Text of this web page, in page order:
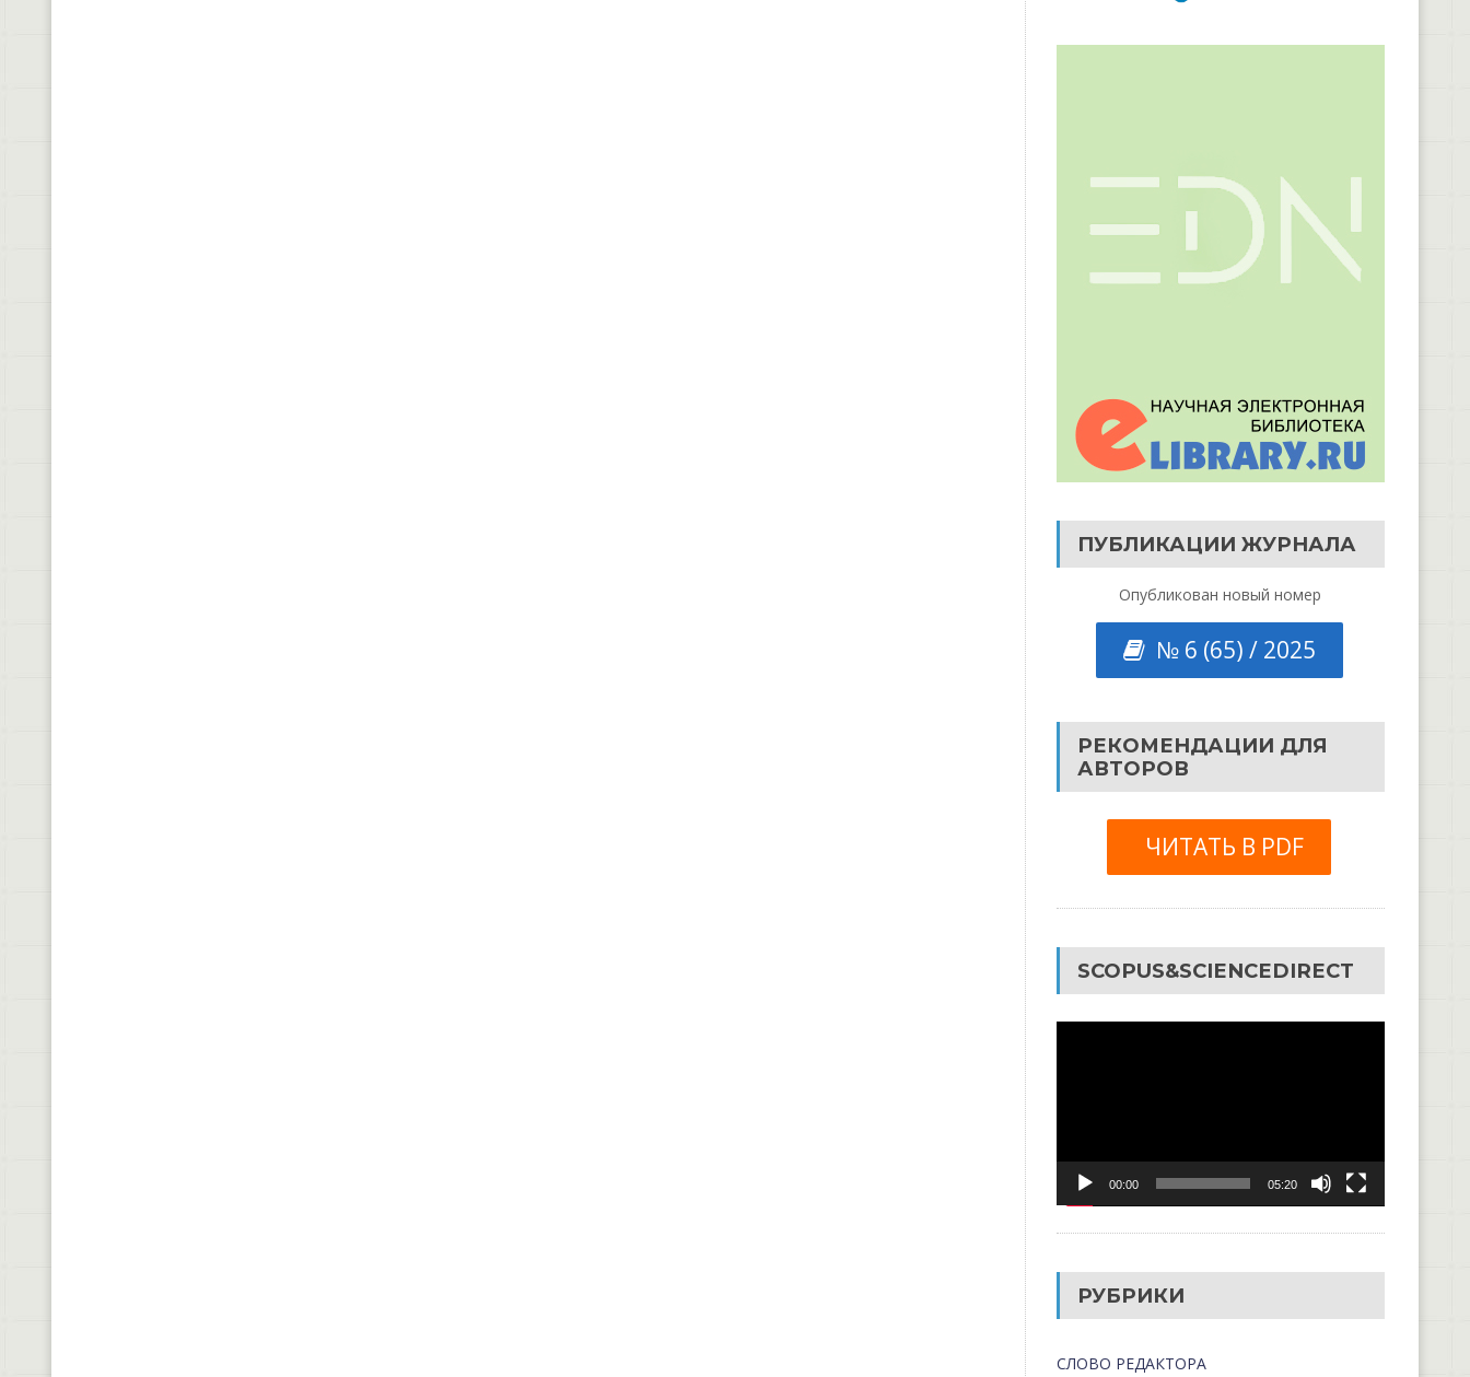
ПУБЛИКАЦИИ ЖУРНАЛА
Опубликован новый номер
№ 6 (65) / 2025
РЕКОМЕНДАЦИИ ДЛЯ
АВТОРОВ
ЧИТАТЬ В PDF
SCOPUS&SCIENCEDIRECT
00:00 05:20
РУБРИКИ
СЛОВО РЕДАКТОРА